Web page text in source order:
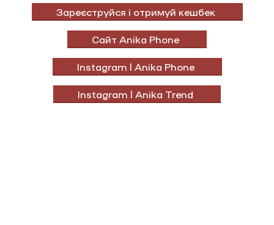
Зареєструйся і отримуй кешбек
Сайт Anika Phone
Instagram | Anika Phone
Instagram | Anika Trend